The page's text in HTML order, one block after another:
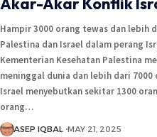
Hampir 3000 orang tewas dan lebih
Palestina dan Israel dalam perang
Kementerian Kesehatan Palestina
meninggal dunia dan lebih dari
Israel menyebutkan sekitar 1300
orang…
ASEP IQBAL MAY 21, 2025